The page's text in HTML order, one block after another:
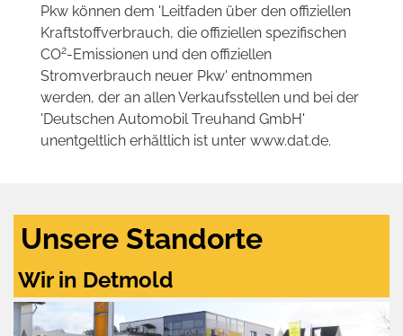
Pkw können dem 'Leitfaden über den offiziellen
Kraftstoffverbrauch, die offiziellen spezifischen
CO2-Emissionen und den offiziellen
Stromverbrauch neuer Pkw' entnommen
werden, der an allen Verkaufsstellen und bei der
'Deutschen Automobil Treuhand GmbH'
unentgeltlich erhältlich ist unter www.dat.de.
Unsere Standorte
Wir in Detmold